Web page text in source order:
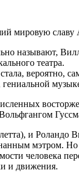
мировую
называют,
театра.
и
мэтром. Но
человека
и движения.